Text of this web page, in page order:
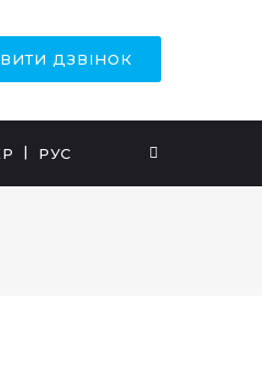
ДЗВІНОК
РУС